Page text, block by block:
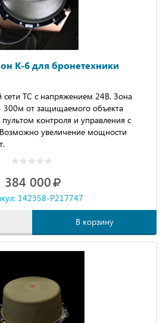
К-6 для бронетехники
ТС с напряжением 24В. Зона
300м от защищаемого объекта
контроля и управления с
увеличение мощности
384 000
142358-P217747
В корзину